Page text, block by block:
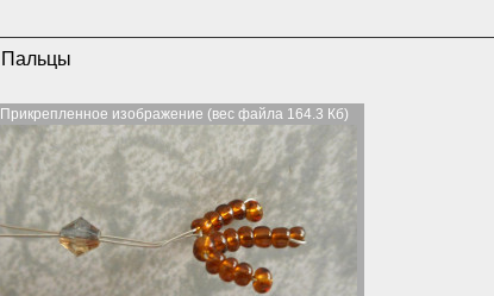
Пальцы
Прикрепленное изображение (вес файла 164.3 Кб)